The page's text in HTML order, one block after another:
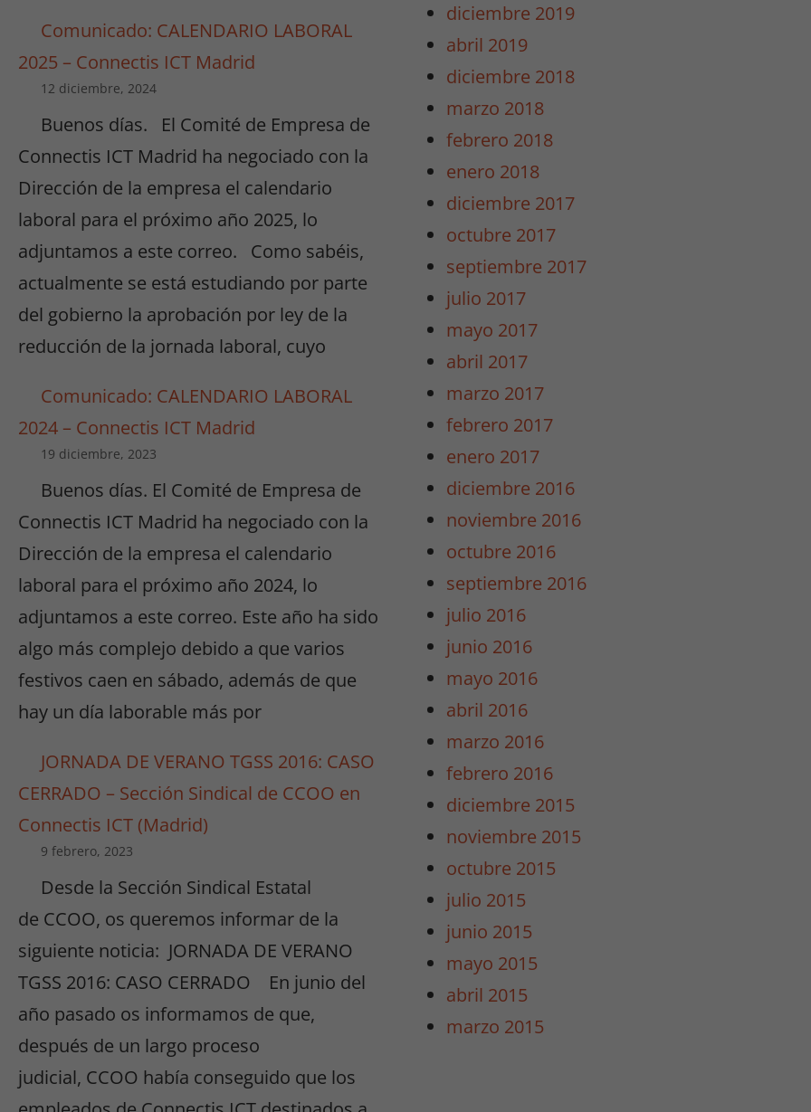
Comunicado: CALENDARIO LABORAL
2025 – Connectis ICT Madrid
12 diciembre, 2024
Buenos días. El Comité de Empresa de
Connectis ICT Madrid ha negociado con la
Dirección de la empresa el calendario
laboral para el próximo año 2025, lo
adjuntamos a este correo. Como sabéis,
actualmente se está estudiando por parte
del gobierno la aprobación por ley de la
reducción de la jornada laboral, cuyo
Comunicado: CALENDARIO LABORAL
2024 – Connectis ICT Madrid
19 diciembre, 2023
Buenos días. El Comité de Empresa de
Connectis ICT Madrid ha negociado con la
Dirección de la empresa el calendario
laboral para el próximo año 2024, lo
adjuntamos a este correo. Este año ha sido
algo más complejo debido a que varios
festivos caen en sábado, además de que
hay un día laborable más por
JORNADA DE VERANO TGSS 2016: CASO
CERRADO – Sección Sindical de CCOO en
Connectis ICT (Madrid)
9 febrero, 2023
Desde la Sección Sindical Estatal
de CCOO, os queremos informar de la
siguiente noticia: JORNADA DE VERANO
TGSS 2016: CASO CERRADO En junio del
año pasado os informamos de que,
después de un largo proceso
judicial, CCOO había conseguido que los
diciembre 2019
abril 2019
diciembre 2018
marzo 2018
febrero 2018
enero 2018
diciembre 2017
octubre 2017
septiembre 2017
julio 2017
mayo 2017
abril 2017
marzo 2017
febrero 2017
enero 2017
diciembre 2016
noviembre 2016
octubre 2016
septiembre 2016
julio 2016
junio 2016
mayo 2016
abril 2016
marzo 2016
febrero 2016
diciembre 2015
noviembre 2015
octubre 2015
julio 2015
junio 2015
mayo 2015
abril 2015
marzo 2015